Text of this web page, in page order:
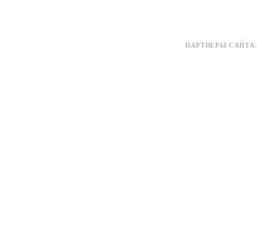
ПАРТНЕРЫ САЙТА: